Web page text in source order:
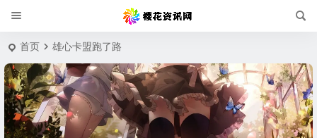
首页 雄心卡盟跑了路